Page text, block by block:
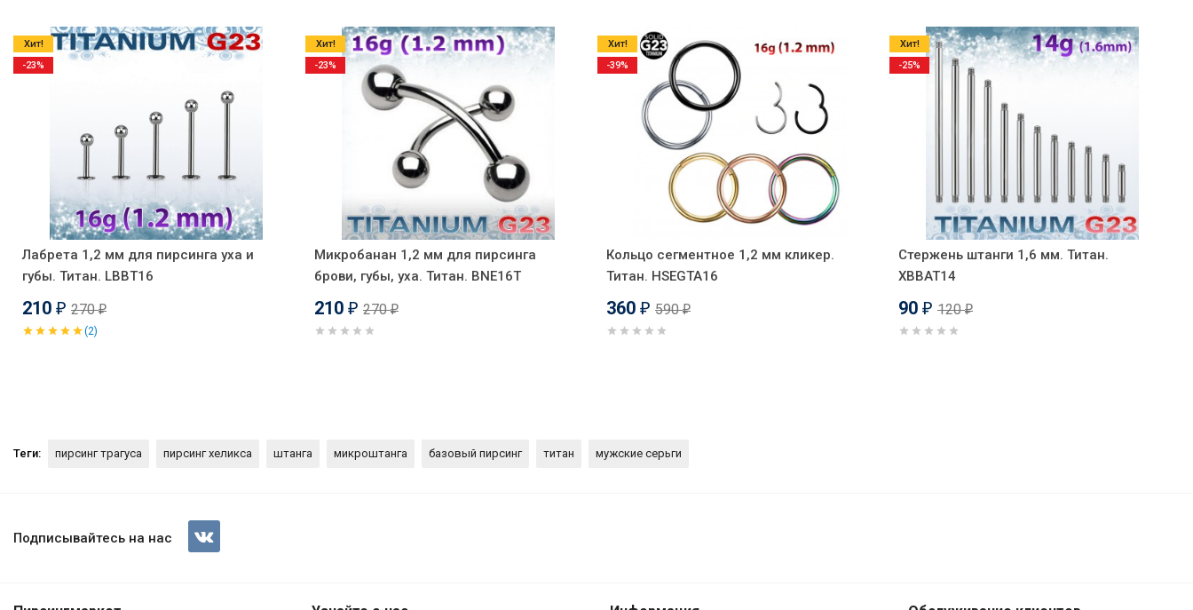
Лабрета 1,2 мм для пирсинга уха и
губы. Титан. LBBT16
210 ₽ 270₽
(2)
Хит!
-23%
Микробанан 1,2 мм для пирсинга
брови, губы, уха. Титан. BNE16T
210 ₽ 270₽
Хит!
-23%
Кольцо сегментное 1,2 мм кликер.
Титан. HSEGTA16
360 ₽ 590₽
Хит!
-39%
Стержень штанги 1,6 мм. Титан.
XBBAT14
90 ₽ 120₽
Хит!
-25%
Теги: пирсинг трагуса пирсинг хеликса штанга микроштанга базовый пирсинг титан мужские серьги
Штанга 1,2 мм. Титан, черное анодирование. BBTA16b
Подписывайтесь на нас